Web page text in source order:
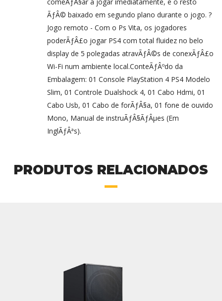
ÃƒÂ© baixado em segundo plano durante o jogo. ?
Jogo remoto - Com o Ps Vita, os jogadores
poderÃƒÂ£o jogar PS4 com total fluidez no belo
display de 5 polegadas atravÃƒÂ©s de conexÃƒÂ£o
Wi-Fi num ambiente local.ConteÃƒÂºdo da
Embalagem: 01 Console PlayStation 4 PS4 Modelo
Slim, 01 Controle Dualshock 4, 01 Cabo Hdmi, 01
Cabo Usb, 01 Cabo de forÃƒÂ§a, 01 fone de ouvido
Mono, Manual de instruÃƒÂ§ÃƒÂµes (Em
InglÃƒÂªs).
PRODUTOS RELACIONADOS